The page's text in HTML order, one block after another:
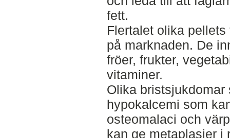
fett.
Flertalet olika
på marknaden. De
fröer, frukter,
vitaminer.
Olika
hypokalcemi som
osteomalaci och
kan ge metaplasier i